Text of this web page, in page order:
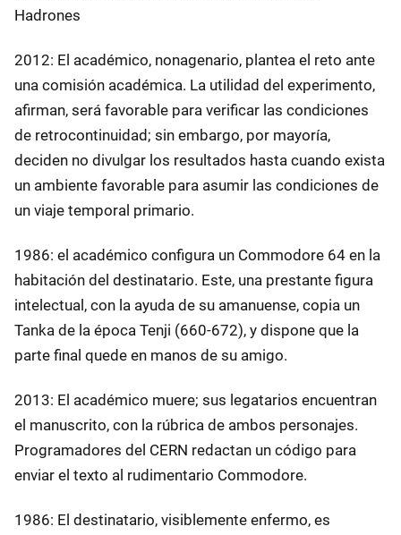
Hadrones
2012: El académico, nonagenario, plantea el reto ante
una comisión académica. La utilidad del experimento,
afirman, será favorable para verificar las condiciones
de retrocontinuidad; sin embargo, por mayoría,
deciden no divulgar los resultados hasta cuando exista
un ambiente favorable para asumir las condiciones de
un viaje temporal primario.
1986: el académico configura un Commodore 64 en la
habitación del destinatario. Este, una prestante figura
intelectual, con la ayuda de su amanuense, copia un
Tanka de la época Tenji (660-672), y dispone que la
parte final quede en manos de su amigo.
2013: El académico muere; sus legatarios encuentran
el manuscrito, con la rúbrica de ambos personajes.
Programadores del CERN redactan un código para
enviar el texto al rudimentario Commodore.
1986: El destinatario, visiblemente enfermo, es